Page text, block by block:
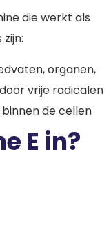
die werkt als
organen,
vrije radicalen
de cellen
E in?